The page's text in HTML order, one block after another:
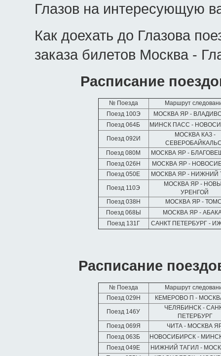
Глазов на интересующую
Как доехать до Глазова
заказа билетов Москва -
Расписание
№ Поезда
Маршрут
Поезд 100Э
МОСКВА ЯР -
Поезд 064Б
МИНСК ПАСС -
Поезд 092И
МОСКВА КАЗ -
Поезд 080М
МОСКВА ЯР -
Поезд 026Н
МОСКВА ЯР -
Поезд 050Е
МОСКВА ЯР - НИЖНИЙ
Поезд 110Э
МОСКВА ЯР -
УРЕНГОЙ
Поезд 038Н
МОСКВА ЯР -
Поезд 068Ы
МОСКВА ЯР -
Поезд 131Г
САНКТ ПЕТЕРБУРГ -
Расписание
№ Поезда
Маршрут
Поезд 029Н
КЕМЕРОВО П -
Поезд 146У
ЧЕЛЯБИНСК -
ПЕТЕРБУРГ
Поезд 069Я
ЧИТА - МОСКВА
Поезд 063Б
НОВОСИБИРСК -
Поезд 049Е
НИЖНИЙ ТАГИЛ -